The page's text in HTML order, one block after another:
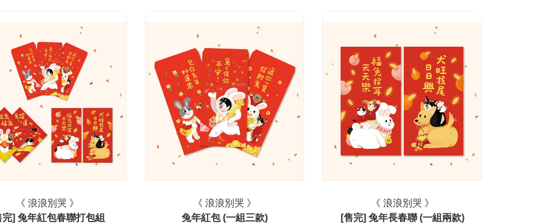
《 浪浪別哭 》
完] 兔年紅包春聯打包組
《 浪浪別哭 》
兔年紅包 (一組三款)
《 浪浪別哭 》
[售完] 兔年長春聯 (一組兩款)